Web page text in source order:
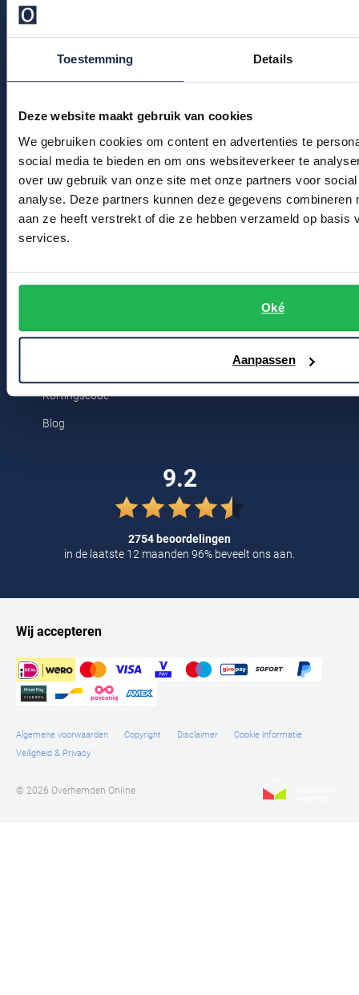
Toestemming Details
Deze website maakt gebruik van cookies
We gebruiken cookies om content en advertenties te
social media te bieden en om ons websiteverkeer te
over uw gebruik van onze site met onze partners voor
analyse. Deze partners kunnen deze gegevens combineren
aan ze heeft verstrekt of die ze hebben verzameld op basis
services.
Oké
Aanpassen
Tommy Hilfiger
Vanguard
Reset
Roy Robson
Schiesser
Seidensticker
Slater
Thomas Maine
Tramarossa
UBR
Kledingonderhoud
Klantenservice
Actievoorwaarden
Winkel
Winkel & Openingstijden
Contact
Breestraat 152 - 154
Kortingscode
Blog
9.2
2754 beoordelingen
in de laatste 12 maanden 96% beveelt ons aan.
Wij accepteren
Algemene voorwaarden Copyright Disclaimer
Cookie informatie
Veiligheid & Privacy
© 2026 Overhemden Online